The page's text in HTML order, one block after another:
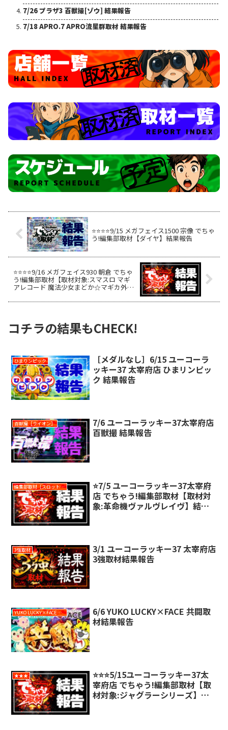
7/26 プラザ3 百獣撮[ゾウ] 結果報告
7/18 APRO.7 APRO流星群取材 結果報告
⭐️⭐️⭐️⭐️9/15 メガフェイス1500 宗像 でちゃ
う!編集部取材【ダイヤ】結果報告
⭐️⭐️⭐️⭐️9/16 メガフェイス930 朝倉 でちゃ
う!編集部取材【取材対象:スマスロ マギ
アレコード 魔法少女まどか☆マギカ外
コチラの結果もCHECK!
ひまりンピック
［メダルなし］6/15 ユーコーラ
ッキー37 太宰府店 ひまリンピッ
ク 結果報告
百獣撮［ライオン］
7/6 ユーコーラッキー37太宰府店
百獣撮 結果報告
編集部取材［スロット対象機種アリ］
⭐️7/5 ユーコーラッキー37太宰府
店 でちゃう!編集部取材【取材対
象:革命機ヴァルヴレイヴ】結果
3強取材
3/1 ユーコーラッキー37 太宰府店
3強取材結果報告
YUKO LUCKY×FACE 共闘取材
6/6 YUKO LUCKY×FACE 共闘取
材結果報告
★★★
⭐️⭐️⭐️5/15ユーコーラッキー37太
宰府店 でちゃう!編集部取材【取
材対象:ジャグラーシリーズ】結